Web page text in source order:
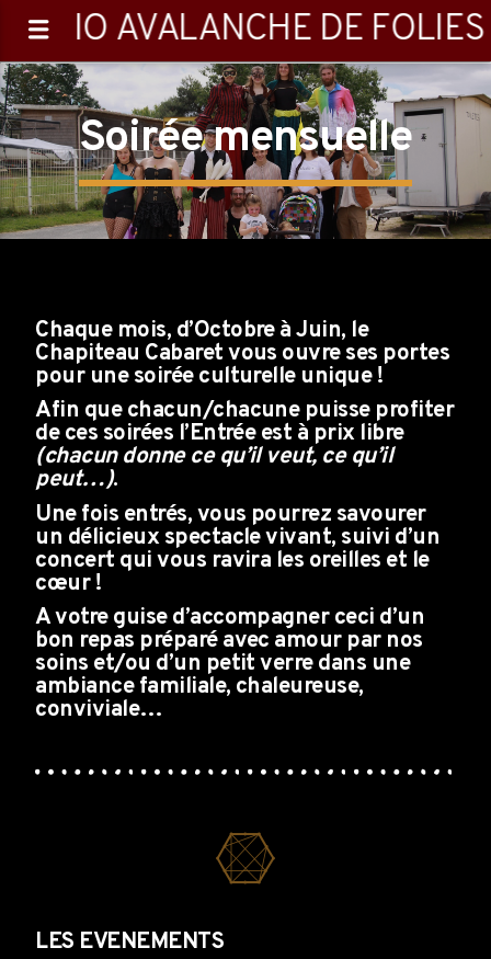
RADIO AVALANCHE DE FOLIES
Emission en cours
Playlist
00:00
AVALANCHE DE FOLIES
Soirée mensuelle
Chaque mois, d’Octobre à Juin, le
Chapiteau Cabaretvous ouvre ses portes
pour une soirée culturelle unique !
Afin que chacun/chacune puisse profiter
de ces soirées l’Entrée est à prix libre
(chacun donne ce qu’il veut, ce qu’il
peut…).
Une fois entrés, vous pourrez savourer
un délicieux spectacle vivant, suivi d’un
concert qui vous ravira les oreilles et le
cœur !
A votre guise d’accompagner ceci d’un
bon repas préparé avec amour par nos
soins et/ou d’un petit verre dans une
ambiance familiale, chaleureuse,
conviviale…
LES EVENEMENTS